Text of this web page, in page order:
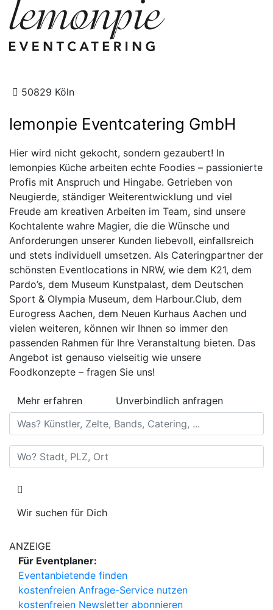
50829 Köln
lemonpie Eventcatering GmbH
Hier wird nicht gekocht, sondern gezaubert! In
lemonpies Küche arbeiten echte Foodies – passionierte
Profis mit Anspruch und Hingabe. Getrieben von
Neugierde, ständiger Weiterentwicklung und viel
Freude am kreativen Arbeiten im Team, sind unsere
Kochtalente wahre Magier, die die Wünsche und
Anforderungen unserer Kunden liebevoll, einfallsreich
und stets individuell umsetzen. Als Cateringpartner der
schönsten Eventlocations in NRW, wie dem K21, dem
Pardo’s, dem Museum Kunstpalast, dem Deutschen
Sport & Olympia Museum, dem Harbour.Club, dem
Eurogress Aachen, dem Neuen Kurhaus Aachen und
vielen weiteren, können wir Ihnen so immer den
passenden Rahmen für Ihre Veranstaltung bieten. Das
Angebot ist genauso vielseitig wie unsere
Foodkonzepte – fragen Sie uns!
Mehr erfahren
Unverbindlich anfragen
Was? Künstler, Zelte, Bands, Catering, ...
Wo? Stadt, PLZ, Ort
Wir suchen für Dich
ANZEIGE
Für Eventplaner:
Eventanbietende finden
kostenfreien Anfrage-Service nutzen
kostenfreien Newsletter abonnieren